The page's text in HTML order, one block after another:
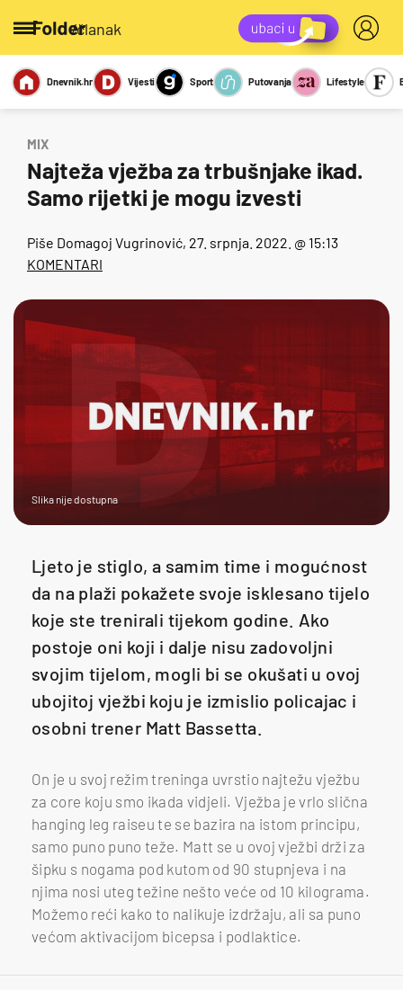
/članak
Miks Kviz
Report
Sexy
Dnevnik.hr Vijesti Sport Putovanja Lifestyle
MIX
Najteža vježba za trbušnjake ikad.
Samo rijetki je mogu izvesti
Piše Domagoj Vugrinović, 27. srpnja. 2022. @ 15:13
KOMENTARI
Slika nije dostupna
Ljeto je stiglo, a samim time i mogućnost
da na plaži pokažete svoje isklesano tijelo
koje ste trenirali tijekom godine. Ako
postoje oni koji i dalje nisu zadovoljni
svojim tijelom, mogli bi se okušati u ovoj
ubojitoj vježbi koju je izmislio policajac i
osobni trener Matt Bassetta.
On je u svoj režim treninga uvrstio najtežu vježbu
za core koju smo ikada vidjeli. Vježba je vrlo slična
hanging leg raiseu te se bazira na istom principu,
samo puno puno teže. Matt se u ovoj vježbi drži za
šipku s nogama pod kutom od 90 stupnjeva i na
njima nosi uteg težine nešto veće od 10 kilograma.
Možemo reći kako to nalikuje izdržaju, ali sa puno
većom aktivacijom bicepsa i podlaktice.